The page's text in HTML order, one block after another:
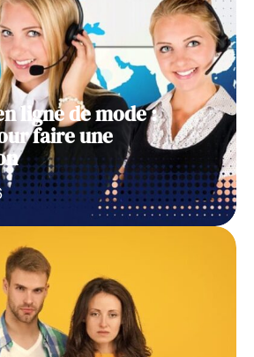
ligne de mode :
faire une